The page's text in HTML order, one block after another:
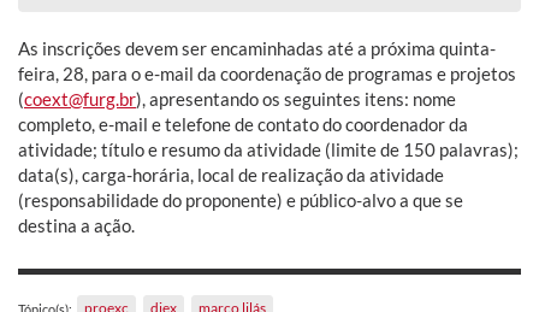
As inscrições devem ser encaminhadas até a próxima quinta-
feira, 28, para o e-mail da coordenação de programas e projetos
(coext@furg.br), apresentando os seguintes itens: nome
completo, e-mail e telefone de contato do coordenador da
atividade; título e resumo da atividade (limite de 150 palavras);
data(s), carga-horária, local de realização da atividade
(responsabilidade do proponente) e público-alvo a que se
destina a ação.
Tópico(s): proexc diex março lilás